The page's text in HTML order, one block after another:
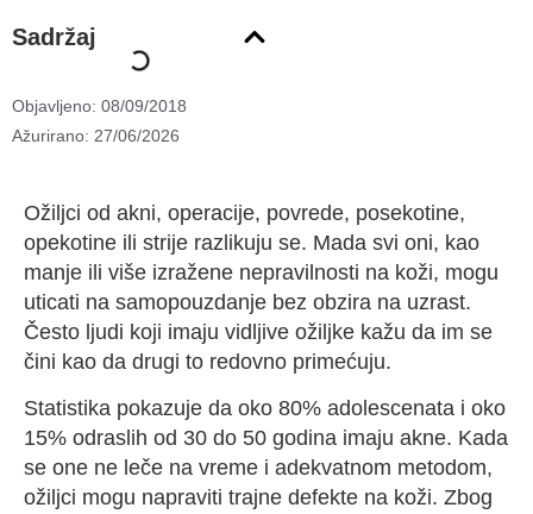
Sadržaj
Objavljeno: 08/09/2018
Ažurirano: 27/06/2026
Ožiljci od akni, operacije, povrede, posekotine,
opekotine ili strije razlikuju se. Mada svi oni, kao
manje ili više izražene nepravilnosti na koži, mogu
uticati na samopouzdanje bez obzira na uzrast.
Često ljudi koji imaju vidljive ožiljke kažu da im se
čini kao da drugi to redovno primećuju.
Statistika pokazuje da oko 80% adolescenata i oko
15% odraslih od 30 do 50 godina imaju akne. Kada
se one ne leče na vreme i adekvatnom metodom,
ožiljci mogu napraviti trajne defekte na koži. Zbog